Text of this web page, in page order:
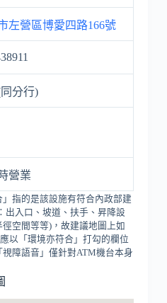
左營區博愛四路166號
分行)
營業
指的是該設施有符合內政部建
出入口、坡道、扶手、昇降設
空間等等)，故建議地圖上如
以「環境亦符合」打勾的欄位
障語音」僅針對ATM機台本身